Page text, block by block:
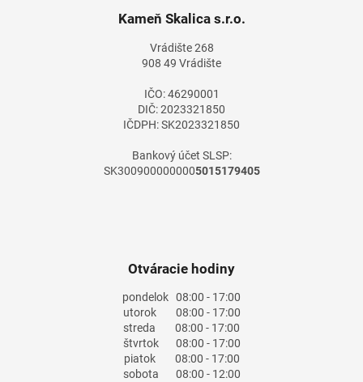
Kameň Skalica s.r.o.
Vrádište 268
908 49 Vrádište
IČO: 46290001
DIČ: 2023321850
IČDPH: SK2023321850
Bankový účet SLSP:
SK3009000000005015179405
Otváracie hodiny
pondelok 08:00 - 17:00
utorok08:00 - 17:00
streda 08:00 - 17:00
štvrtok08:00 - 17:00
piatok08:00 - 17:00
sobota 08:00 - 12:00